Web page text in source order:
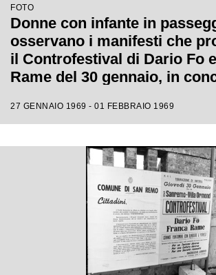
FOTO
Donne con infante in
osservano i manifesti che
il Controfestival di Dario Fo
Rame del 30 gennaio, in
27 GENNAIO 1969 - 01 FEBBRAIO 1969